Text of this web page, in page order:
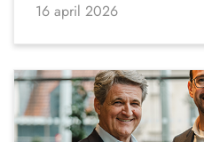
16 april 2026